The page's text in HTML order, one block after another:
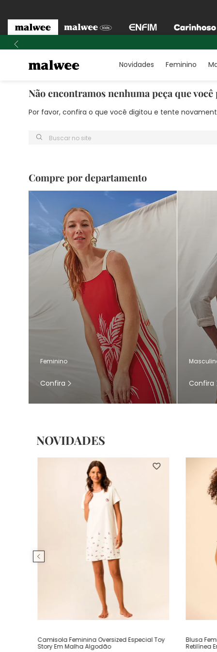
Novidades Feminino
Não encontramos nenhuma peça que
Por favor, confira o que você digitou e tente
Buscar no site
Compre por departamento
Feminino
Confira Confira
NOVIDADES
Camisola Feminina Oversized Especial Toy
Story Em Malha Algodão
Blusa
Retilínea